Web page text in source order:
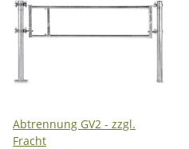
Abtrennung GV2 - zzgl.
Fracht